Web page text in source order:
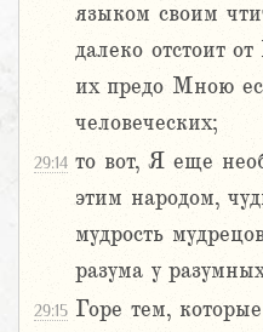
языком своим
далеко отстоит
их предо Мною
человеческих;
29:14 то вот, Я еще
этим народом,
мудрость
разума у
29:15 Горе тем,